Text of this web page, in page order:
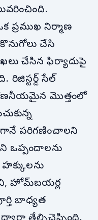
ప్రముఖ నిర్మాణ
కొనుగోలు చేసి
చేసిన ఫిర్యాదుపై
రిజిస్టర్డ్ సేల్
మొత్తంలో
పరిగణించాలని
ఒప్పందాలను
హోమ్‌బయర్ల
బాధ్యత